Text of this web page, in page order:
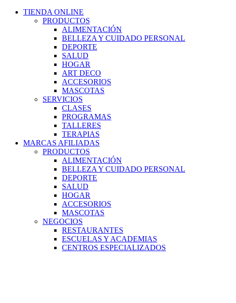
TIENDA ONLINE
PRODUCTOS
ALIMENTACIÓN
BELLEZA Y CUIDADO PERSONAL
DEPORTE
SALUD
HOGAR
ART DECO
ACCESORIOS
MASCOTAS
SERVICIOS
CLASES
PROGRAMAS
TALLERES
TERAPIAS
MARCAS AFILIADAS
PRODUCTOS
ALIMENTACIÓN
BELLEZA Y CUIDADO PERSONAL
DEPORTE
SALUD
HOGAR
ACCESORIOS
MASCOTAS
NEGOCIOS
RESTAURANTES
ESCUELAS Y ACADEMIAS
CENTROS ESPECIALIZADOS